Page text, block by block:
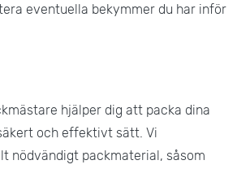
eventuella bekymmer du har inför
hjälper dig att packa dina
och effektivt sätt. Vi
nödvändigt packmaterial, såsom